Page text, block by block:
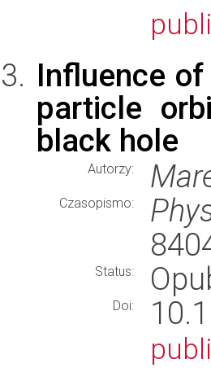
Influence
particle
black hole
Autorzy:
Czasopismo:
Status:
Doi: